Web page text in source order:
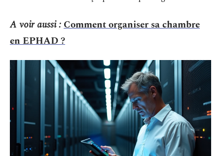
A voir aussi :Comment organiser sa chambre
en EPHAD ?